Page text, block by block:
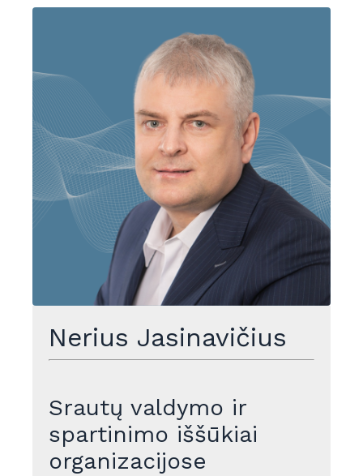
Nerius Jasinavičius
Srautų valdymo ir
spartinimo iššūkiai
organizacijose